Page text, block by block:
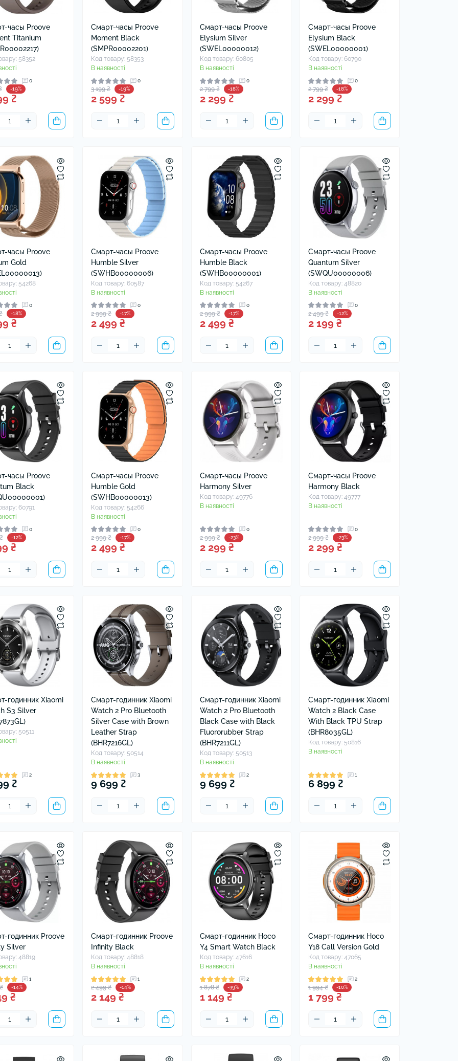
для навушників
часы Proove
Titanium
58352
0
-19%
₴
Смарт-часы Proove
Moment Black
(SMPR00002201)
Код товару: 58353
В наявності
0
3 199 ₴ -19%
2 599 ₴
Смарт-часы Proove
Elysium Silver
(SWEL00000012)
Код товару: 60805
В наявності
0
2 799 ₴ -18%
2 299 ₴
Смарт-часы Proove
Elysium Black
(SWEL00000001)
Код товару: 60790
В наявності
0
2 799 ₴ -18%
2 299 ₴
часы Proove
Gold
54268
0
-18%
₴
Смарт-часы Proove
Humble Silver
(SWHB00000006)
Код товару: 60587
В наявності
0
2 999 ₴ -17%
2 499 ₴
Смарт-часы Proove
Humble Black
(SWHB00000001)
Код товару: 54267
В наявності
0
2 999 ₴ -17%
2 499 ₴
Смарт-часы Proove
Quantum Silver
(SWQU00000006)
Код товару: 48820
В наявності
0
2 499 ₴ -12%
2 199 ₴
часы Proove
Black
60791
0
-12%
₴
Смарт-часы Proove
Humble Gold
(SWHB00000013)
Код товару: 54266
В наявності
0
2 999 ₴ -17%
2 499 ₴
Смарт-часы Proove
Harmony Silver
Код товару: 49776
В наявності
0
2 999 ₴ -23%
2 299 ₴
Смарт-часы Proove
Harmony Black
Код товару: 49777
В наявності
0
2 999 ₴ -23%
2 299 ₴
годинник Xiaomi
S3 Silver
50511
2
₴
Смарт-годинник Xiaomi
Watch 2 Pro Bluetooth
Silver Case with Brown
Leather Strap
(BHR7216GL)
Код товару: 50514
В наявності
3
9 699 ₴
Смарт-годинник Xiaomi
Watch 2 Pro Bluetooth
Black Case with Black
Fluororubber Strap
(BHR7211GL)
Код товару: 50513
В наявності
2
9 699 ₴
Смарт-годинник Xiaomi
Watch 2 Black Case
With Black TPU Strap
(BHR8035GL)
Код товару: 50816
В наявності
1
6 899 ₴
годинник Proove
Silver
48819
1
-14%
₴
Смарт-годинник Proove
Infinity Black
Код товару: 48818
В наявності
1
2 499 ₴ -14%
2 149 ₴
Смарт-годинник Hoco
Y4 Smart Watch Black
Код товару: 47616
В наявності
2
1 878 ₴ -39%
1 149 ₴
Смарт-годинник Hoco
Y18 Call Version Gold
Код товару: 47065
В наявності
2
1 994 ₴ -10%
1 799 ₴